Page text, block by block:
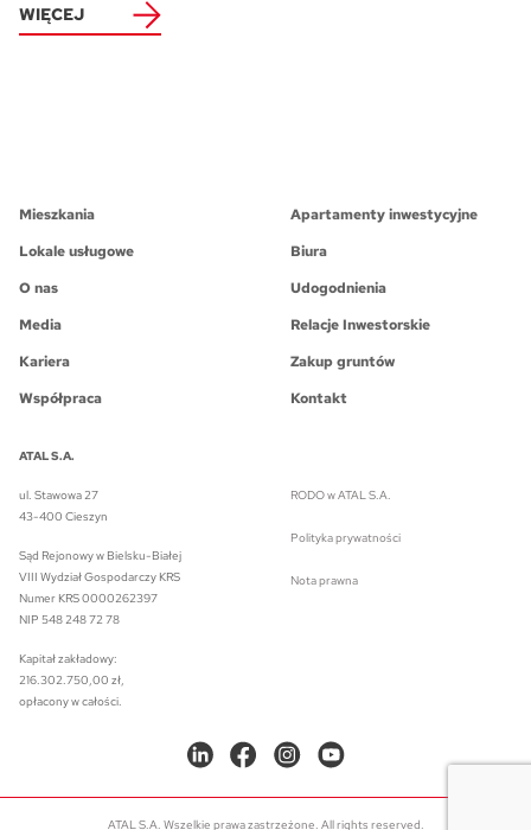
WIĘCEJ
Mieszkania
Apartamenty inwestycyjne
Lokale usługowe
Biura
O nas
Udogodnienia
Media
Relacje Inwestorskie
Kariera
Zakup gruntów
Współpraca
Kontakt
ATAL S.A.
ul. Stawowa 27
43-400 Cieszyn
Sąd Rejonowy w Bielsku-Białej
VIII Wydział Gospodarczy KRS
Numer KRS 0000262397
NIP 548 248 72 78
Kapitał zakładowy:
216.302.750,00 zł,
opłacony w całości.
RODO w ATAL S.A.
Polityka prywatności
Nota prawna
ATAL S.A. Wszelkie prawa zastrzeżone. All rights reserved.